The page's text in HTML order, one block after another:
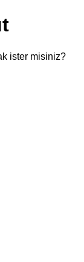
ister misiniz?